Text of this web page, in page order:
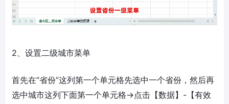
2、设置二级城市菜单
首先在“省份”这列第一个单元格先选中一个省份，然后再
选中城市这列下面第一个单元格→点击【数据】-【有效